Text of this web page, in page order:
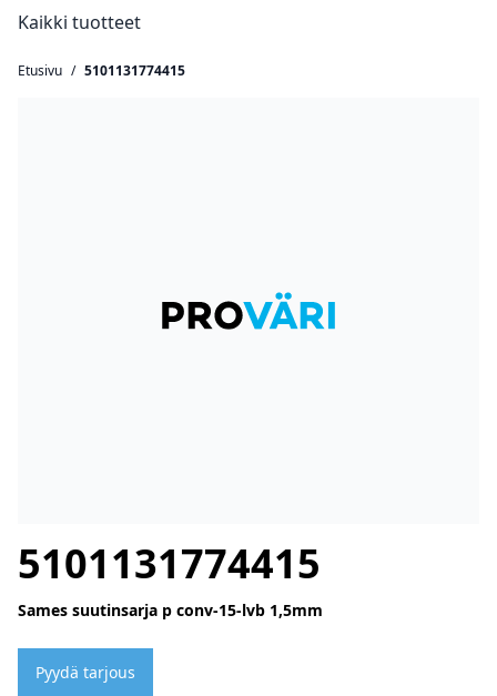
Kaikki tuotteet
Etusivu / 5101131774415
5101131774415
Sames suutinsarja p conv-15-lvb 1,5mm
Pyydä tarjous